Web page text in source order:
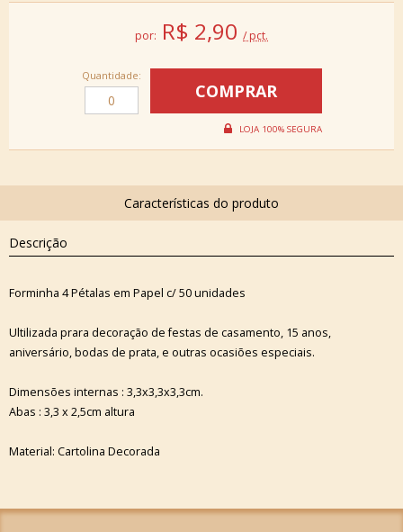
por: R$ 2,90 / pct.
Quantidade:
Descrição
Forminha 4 Pétalas em Papel c/ 50 unidades
Ultilizada prara decoração de festas de casamento, 15 anos,
aniversário, bodas de prata, e outras ocasiões especiais.
Dimensões internas : 3,3x3,3x3,3cm.
Abas : 3,3 x 2,5cm altura
Material: Cartolina Decorada